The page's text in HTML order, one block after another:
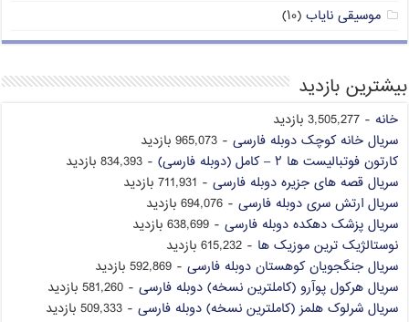
موسیقی نایاب (۱۰)
بیشترین بازدید
خانه - 3,505,277 بازدید
سریال خانه کوچک دوبله فارسی - 965,073 بازدید
کارتون فوتبالیست ها ۲ – کامل (دوبله فارسی)
- 834,393 بازدید
سریال قصه های جزیره دوبله فارسی - 711,931 بازدید
سریال ارتش سری دوبله فارسی - 694,076 بازدید
سریال پزشک دهکده دوبله فارسی - 638,699 بازدید
نوستالژیک ترین موزیک ها - 615,232 بازدید
سریال جنگجویان کوهستان دوبله فارسی - 592,869 بازدید
سریال هرکول پوآرو (کاملترین نسخه) دوبله فارسی - 581,260 بازدید
سریال شرلوک هلمز (کاملترین نسخه) دوبله فارسی - 509,333 بازدید